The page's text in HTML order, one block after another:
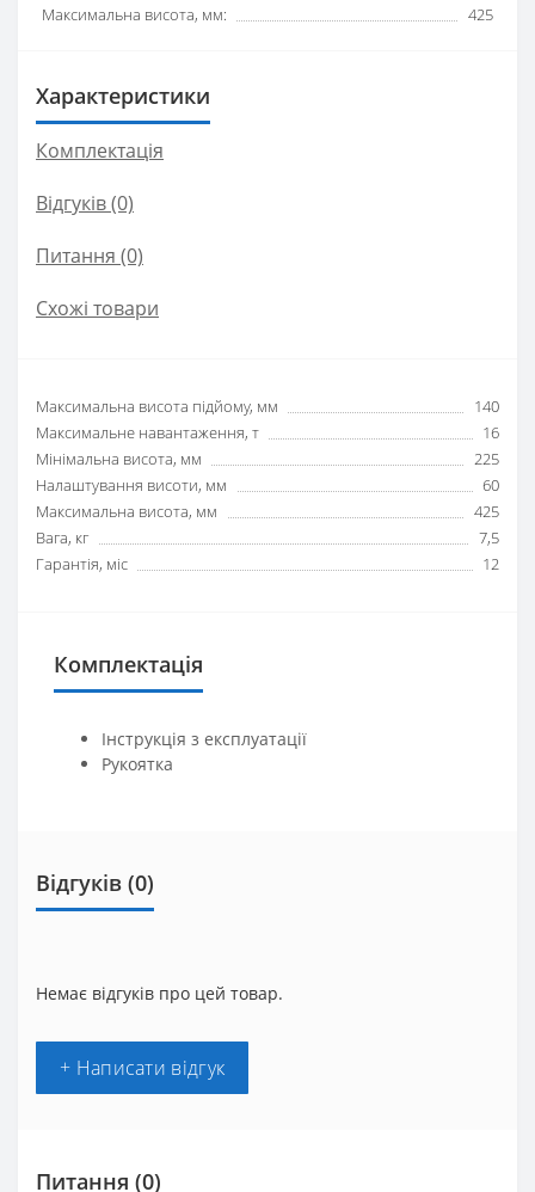
Максимальна висота, мм:
425
Характеристики
Комплектація
Відгуків (0)
Питання (0)
Схожі товари
Максимальна висота підйому, мм
140
Максимальне навантаження, т
16
Мінімальна висота, мм
225
Налаштування висоти, мм
60
Максимальна висота, мм
425
Вага, кг
7,5
Гарантія, міс
12
Комплектація
Інструкція з експлуатації
Рукоятка
Відгуків (0)
Немає відгуків про цей товар.
+ Написати відгук
Питання (0)